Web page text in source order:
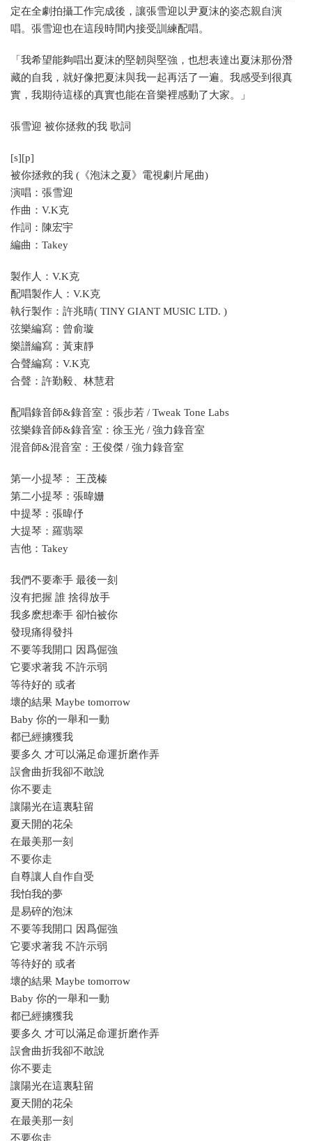
定在全劇拍攝工作完成後，讓張雪迎以尹夏沫的姿态親自演
唱。張雪迎也在這段時間内接受訓練配唱。
「我希望能夠唱出夏沫的堅韌與堅強，也想表達出夏沫那份潛
藏的自我，就好像把夏沫與我一起再活了一遍。我感受到很真
實，我期待這樣的真實也能在音樂裡感動了大家。」
張雪迎 被你拯救的我 歌詞
[s][p]
被你拯救的我 (《泡沫之夏》電視劇片尾曲)
演唱：張雪迎
作曲：V.K克
作詞：陳宏宇
編曲：Takey
製作人：V.K克
配唱製作人：V.K克
執行製作：許兆晴( TINY GIANT MUSIC LTD. )
弦樂編寫：曾俞璇
樂譜編寫：黃束靜
合聲編寫：V.K克
合聲：許勤毅、林慧君
配唱錄音師&錄音室：張步若 / Tweak Tone Labs
弦樂錄音師&錄音室：徐玉光 / 強力錄音室
混音師&混音室：王俊傑 / 強力錄音室
第一小提琴： 王茂榛
第二小提琴：張暐姗
中提琴：張暐伃
大提琴：羅翡翠
吉他：Takey
我們不要牽手 最後一刻
沒有把握 誰 捨得放手
我多麽想牽手 卻怕被你
發現痛得發抖
不要等我開口 因爲倔強
它要求著我 不許示弱
等待好的 或者
壞的結果 Maybe tomorrow
Baby 你的一舉和一動
都已經擄獲我
要多久 才可以滿足命運折磨作弄
誤會曲折我卻不敢說
你不要走
讓陽光在這裏駐留
夏天開的花朵
在最美那一刻
不要你走
自尊讓人自作自受
我怕我的夢
是易碎的泡沫
不要等我開口 因爲倔強
它要求著我 不許示弱
等待好的 或者
壞的結果 Maybe tomorrow
Baby 你的一舉和一動
都已經擄獲我
要多久 才可以滿足命運折磨作弄
誤會曲折我卻不敢說
你不要走
讓陽光在這裏駐留
夏天開的花朵
在最美那一刻
不要你走